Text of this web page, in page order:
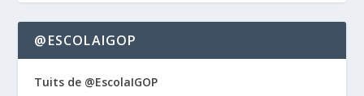
@ESCOLAIGOP
Tuits de @EscolaIGOP